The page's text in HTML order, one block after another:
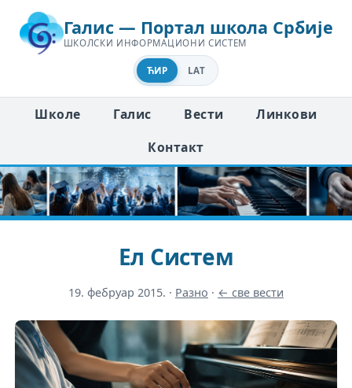
Галис — Портал школа Србије
ШКОЛСКИ ИНФОРМАЦИОНИ СИСТЕМ
ЋИР LAT
Школе Галис Вести
Линкови
Контакт
Ел Систем
19. фебруар 2015. · Разно · ← све вести